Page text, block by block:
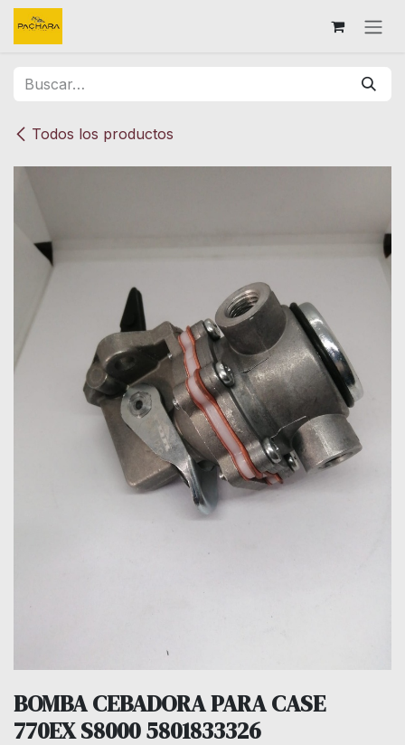
Ir al contenido
Todos los productos
BOMBA CEBADORA PARA CASE
770EX S8000 5801833326